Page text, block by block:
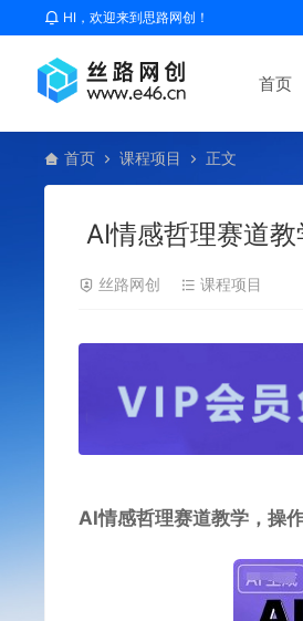
HI，欢迎来到思路网创！
首页
首页 课程项目 正文
AI情感哲理赛道
丝路网创 课程项目
AI情感哲理赛道教学，操